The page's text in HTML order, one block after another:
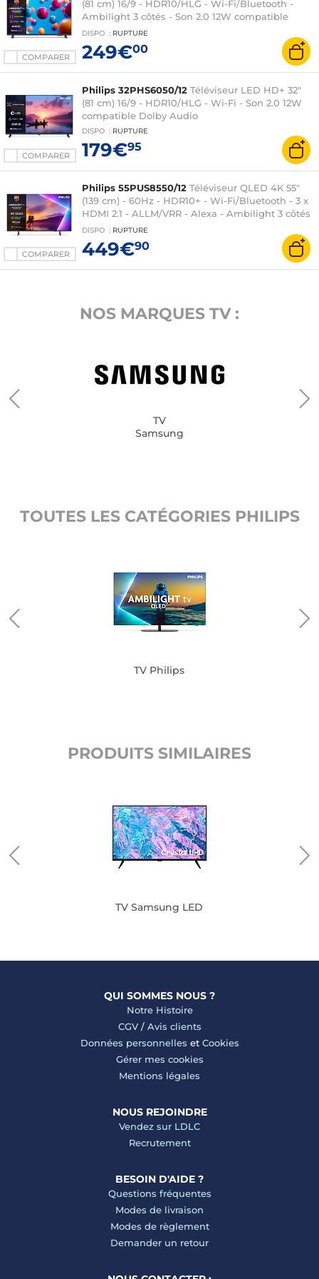
COMPARER
(81 cm) 16/9 - HDR10/HLG - Wi-Fi/Bluetooth -
Ambilight 3 côtés - Son 2.0 12W compatible
Dolby Audio
DISPO : RUPTURE
249€00
COMPARER
Philips 32PHS6050/12 Téléviseur LED HD+ 32"
(81 cm) 16/9 - HDR10/HLG - Wi-Fi - Son 2.0 12W
compatible Dolby Audio
DISPO : RUPTURE
179€95
COMPARER
Philips 55PUS8550/12 Téléviseur QLED 4K 55"
(139 cm) - 60Hz - HDR10+ - Wi-Fi/Bluetooth - 3 x
HDMI 2.1 - ALLM/VRR - Alexa - Ambilight 3 côtés
- Son 2.0 20W Dolby Atmos/DTS:X
DISPO : RUPTURE
449€90
NOS MARQUES TV :
TV
Samsung
TOUTES LES CATÉGORIES PHILIPS
TV Philips
PRODUITS SIMILAIRES
TV Samsung LED
QUI SOMMES NOUS ?
Notre Histoire
CGV/ Avis clients
Données personnelles et Cookies
Gérer mes cookies
Mentions légales
NOUS REJOINDRE
Vendez sur LDLC
Recrutement
BESOIN D'AIDE ?
Questions fréquentes
Modes de livraison
Modes de règlement
Demander un retour